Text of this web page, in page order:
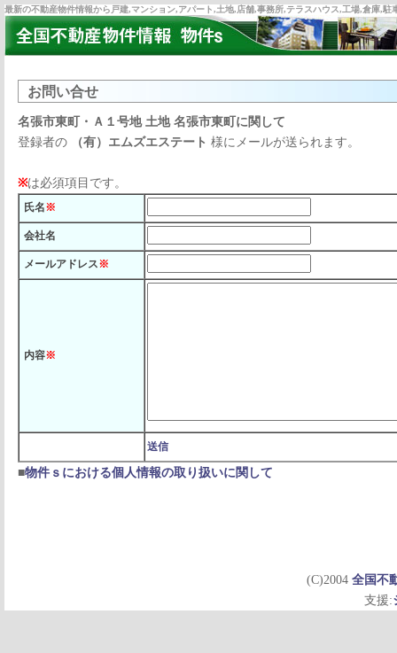
最新の不動産物件情報から戸建,マンション,アパート,土地,店舗,事務所,テラスハウス,工場,倉庫,駐
お問い合せ
名張市東町・Ａ１号地 土地 名張市東町に関して
登録者の
（有）エムズエステート 様にメールが送られます。
※は必須項目です。
氏名※
会社名
メールアドレス※
内容※
送信
■物件ｓにおける個人情報の取り扱いに関して
(C)2004 全国不
支援: